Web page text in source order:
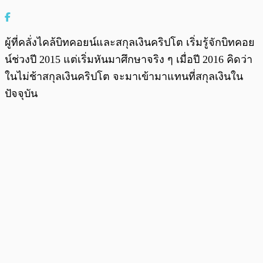
ผู้ที่คลั่งไคล้บิทคอยน์และสกุลเงินคริปโต เริ่มรู้จักบิทคอย
น์ช่วงปี 2015 แต่เริ่มหันมาศึกษาจริง ๆ เมื่อปี 2016 คิดว่า
ในไม่ช้าสกุลเงินคริปโต จะมาเข้ามาแทนที่สกุลเงินใน
ปัจจุบัน